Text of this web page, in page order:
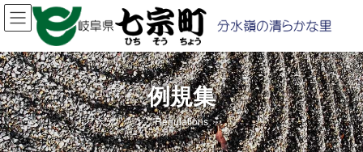
コ
ン
ン
ツ
へ
ス
キ
ッ
ナ
ビ
ー
シ
ョ
ン
に
移
例規集
Regulations